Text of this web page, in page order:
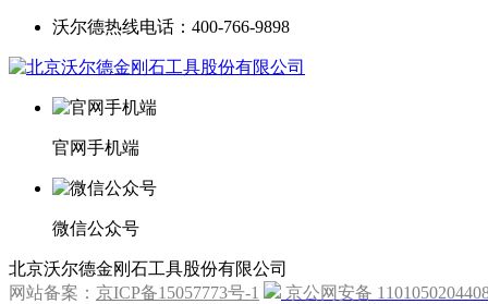
沃尔德热线电话：400-766-9898
官网手机端
微信公众号
北京沃尔德金刚石工具股份有限公司
网站备案： 京ICP备15057773号-1 京公网安备